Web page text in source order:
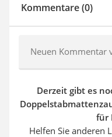
Kommentare (0)
Neuen Kommentar
Derzeit gibt es
für
Helfen Sie anderen